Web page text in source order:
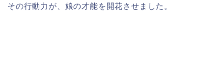
その行動力が、娘の才能を開花させました。